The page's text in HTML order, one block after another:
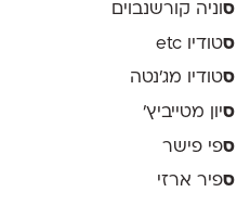
סוניה קורשנבוים
סטודיו etc
סטודיו מג'נטה
סיון מטייביץ׳
ספי פישר
ספיר ארזי